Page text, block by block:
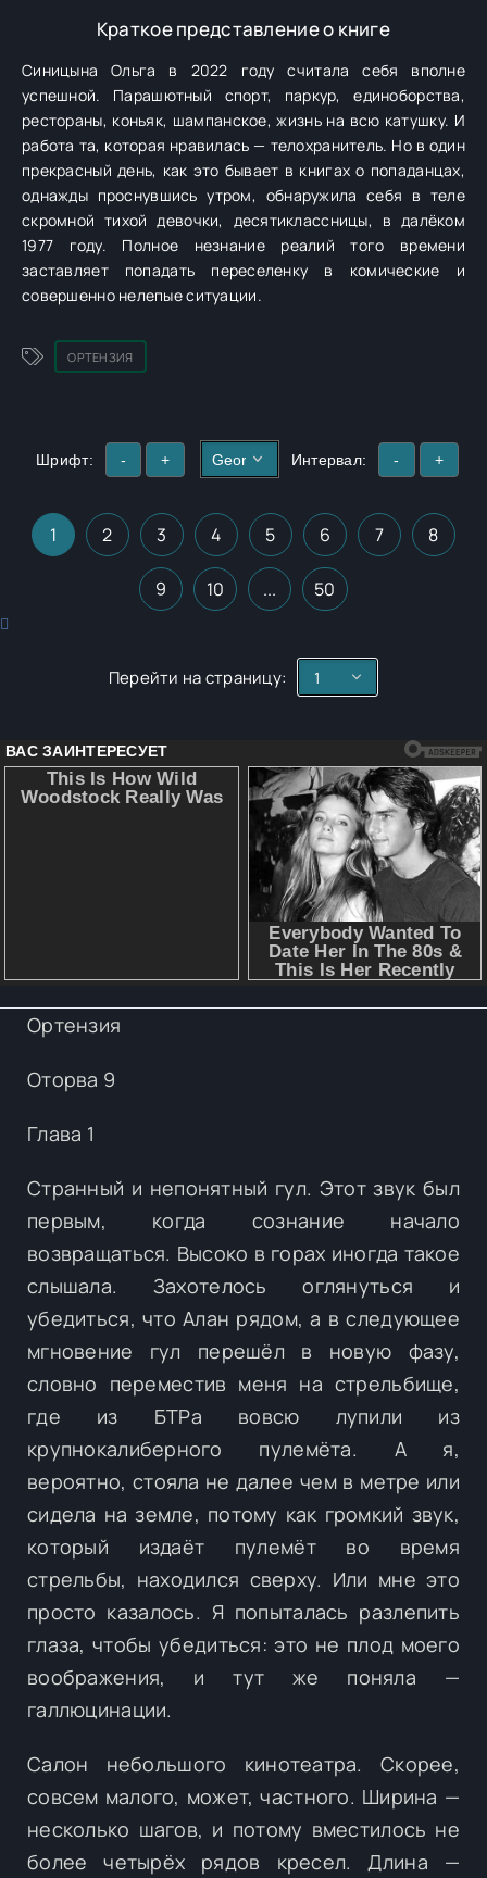
Краткое представление о книге
Синицына Ольга в 2022 году считала себя вполне
успешной. Парашютный спорт, паркур, единоборства,
рестораны, коньяк, шампанское, жизнь на всю катушку. И
работа та, которая нравилась — телохранитель. Но в один
прекрасный день, как это бывает в книгах о попаданцах,
однажды проснувшись утром, обнаружила себя в теле
скромной тихой девочки, десятиклассницы, в далёком
1977 году. Полное незнание реалий того времени
заставляет попадать переселенку в комические и
совершенно нелепые ситуации.
ОРТЕНЗИЯ
Шрифт: - + Интервал: - +
1 2 3 4 5 6 7 8
9 10 ... 50
Перейти на страницу:
Ортензия
Оторва 9
Глава 1
Странный и непонятный гул. Этот звук был
первым, когда сознание начало
возвращаться. Высоко в горах иногда такое
слышала. Захотелось оглянуться и
убедиться, что Алан рядом, а в следующее
мгновение гул перешёл в новую фазу,
словно переместив меня на стрельбище,
где из БТРа вовсю лупили из
крупнокалиберного пулемёта. А я,
вероятно, стояла не далее чем в метре или
сидела на земле, потому как громкий звук,
который издаёт пулемёт во время
стрельбы, находился сверху. Или мне это
просто казалось. Я попыталась разлепить
глаза, чтобы убедиться: это не плод моего
воображения, и тут же поняла —
галлюцинации.
Салон небольшого кинотеатра. Скорее,
совсем малого, может, частного. Ширина —
несколько шагов, и потому вместилось не
более четырёх рядов кресел. Длина —